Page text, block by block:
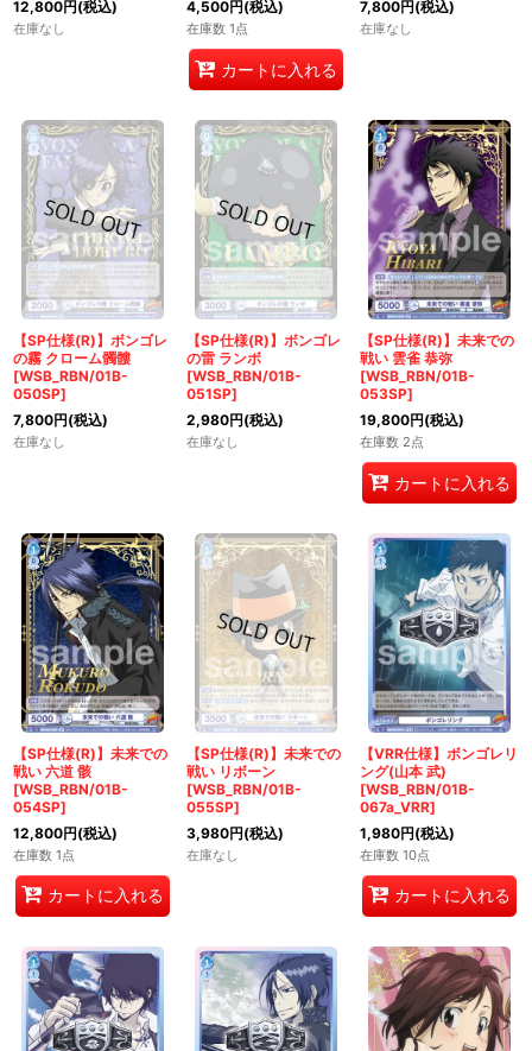
12,800円(税込)
在庫なし
4,500円(税込)
在庫数 1点
カートに入れる
7,800円(税込)
在庫なし
【SP仕様(R)】ボンゴレ
の霧 クローム髑髏
[WSB_RBN/01B-
050SP]
7,800円(税込)
在庫なし
【SP仕様(R)】ボンゴレ
の雷 ランボ
[WSB_RBN/01B-
051SP]
2,980円(税込)
在庫なし
【SP仕様(R)】未来での
戦い 雲雀 恭弥
[WSB_RBN/01B-
053SP]
19,800円(税込)
在庫数 2点
カートに入れる
【SP仕様(R)】未来での
戦い 六道 骸
[WSB_RBN/01B-
054SP]
12,800円(税込)
在庫数 1点
カートに入れる
【SP仕様(R)】未来での
戦い リボーン
[WSB_RBN/01B-
055SP]
3,980円(税込)
在庫なし
【VRR仕様】ボンゴレリ
ング(山本 武)
[WSB_RBN/01B-
067a_VRR]
1,980円(税込)
在庫数 10点
カートに入れる